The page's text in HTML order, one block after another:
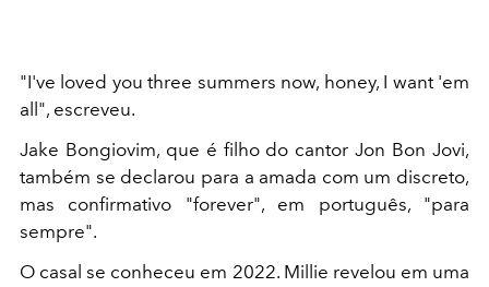
"I've loved you three summers now, honey, I want 'em
all", escreveu.
Jake Bongiovim, que é filho do cantor Jon Bon Jovi,
também se declarou para a amada com um discreto,
mas confirmativo "forever", em português, "para
sempre".
O casal se conheceu em 2022. Millie revelou em uma